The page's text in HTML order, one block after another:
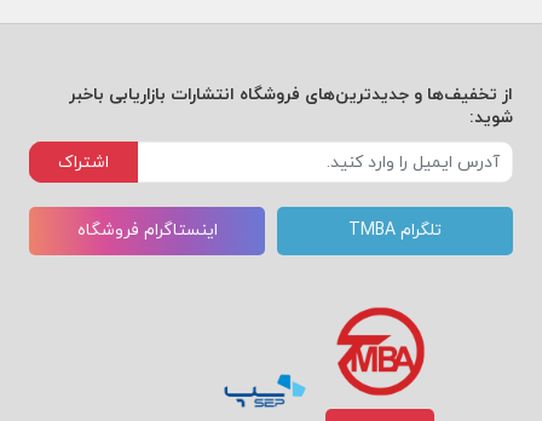
از تخفیف‌ها و جدیدترین‌های فروشگاه انتشارات بازاریابی باخبر
شوید:
اشتراک
تلگرام TMBA اینستاگرام فروشگاه